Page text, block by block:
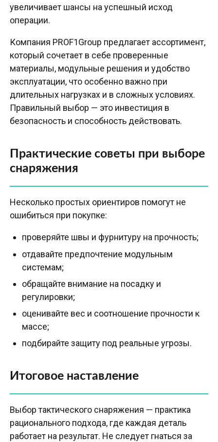
увеличивает шансы на успешный исход
операции.
Компания PROF1Group предлагает ассортимент,
который сочетает в себе проверенные
материалы, модульные решения и удобство
эксплуатации, что особенно важно при
длительных нагрузках и в сложных условиях.
Правильный выбор — это инвестиция в
безопасность и способность действовать.
Практические советы при выборе
снаряжения
Несколько простых ориентиров помогут не
ошибиться при покупке:
проверяйте швы и фурнитуру на прочность;
отдавайте предпочтение модульным
системам;
обращайте внимание на посадку и
регулировки;
оценивайте вес и соотношение прочности к
массе;
подбирайте защиту под реальные угрозы.
Итоговое наставление
Выбор тактического снаряжения — практика
рационального подхода, где каждая деталь
работает на результат. Не следует гнаться за